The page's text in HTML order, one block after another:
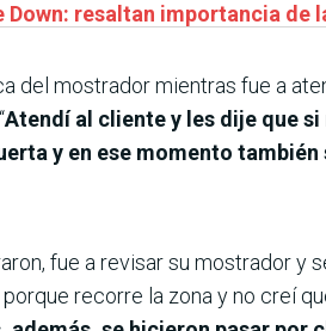
Down: resaltan importancia de
del mostrador mientras fue a
Atendí al cliente y les dije que
y en ese momento también
fue a revisar su mostrador y
recorre la zona y no creí